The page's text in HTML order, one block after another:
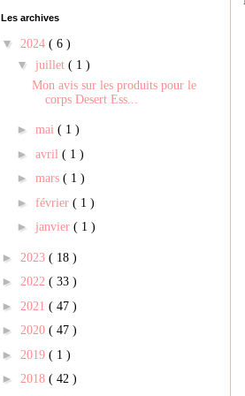
Les archives
▼ 2024 ( 6 )
▼ juillet ( 1 )
Mon avis sur les produits pour le
corps Desert Ess...
► mai ( 1 )
► avril ( 1 )
► mars ( 1 )
► février ( 1 )
► janvier ( 1 )
► 2023 ( 18 )
► 2022 ( 33 )
► 2021 ( 47 )
► 2020 ( 47 )
► 2019 ( 1 )
► 2018 ( 42 )